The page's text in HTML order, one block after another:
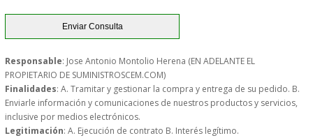
FORMA DE PAGO
CONDICIONES DE COMPRA
GARANTIAS Y
Responsable: Jose Antonio Montolio Herena (EN ADELANTE EL
PROPIETARIO DE SUMINISTROSCEM.COM)
Finalidades: A. Tramitar y gestionar la compra y entrega de su pedido. B.
Enviarle información y comunicaciones de nuestros productos y servicios,
inclusive por medios electrónicos.
Legitimación: A. Ejecución de contrato B. Interés legítimo.